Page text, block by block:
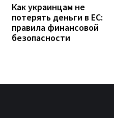
Как украинцам не
потерять деньги в ЕС:
правила финансовой
безопасности